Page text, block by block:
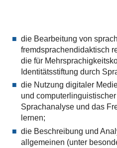
die Bearbeitung von
fremdsprachendidaktisch
die für
Identitätsstiftung durch
die Nutzung digitaler
und
Sprachanalyse und das
lernen;
die Beschreibung und
allgemeinen (unter